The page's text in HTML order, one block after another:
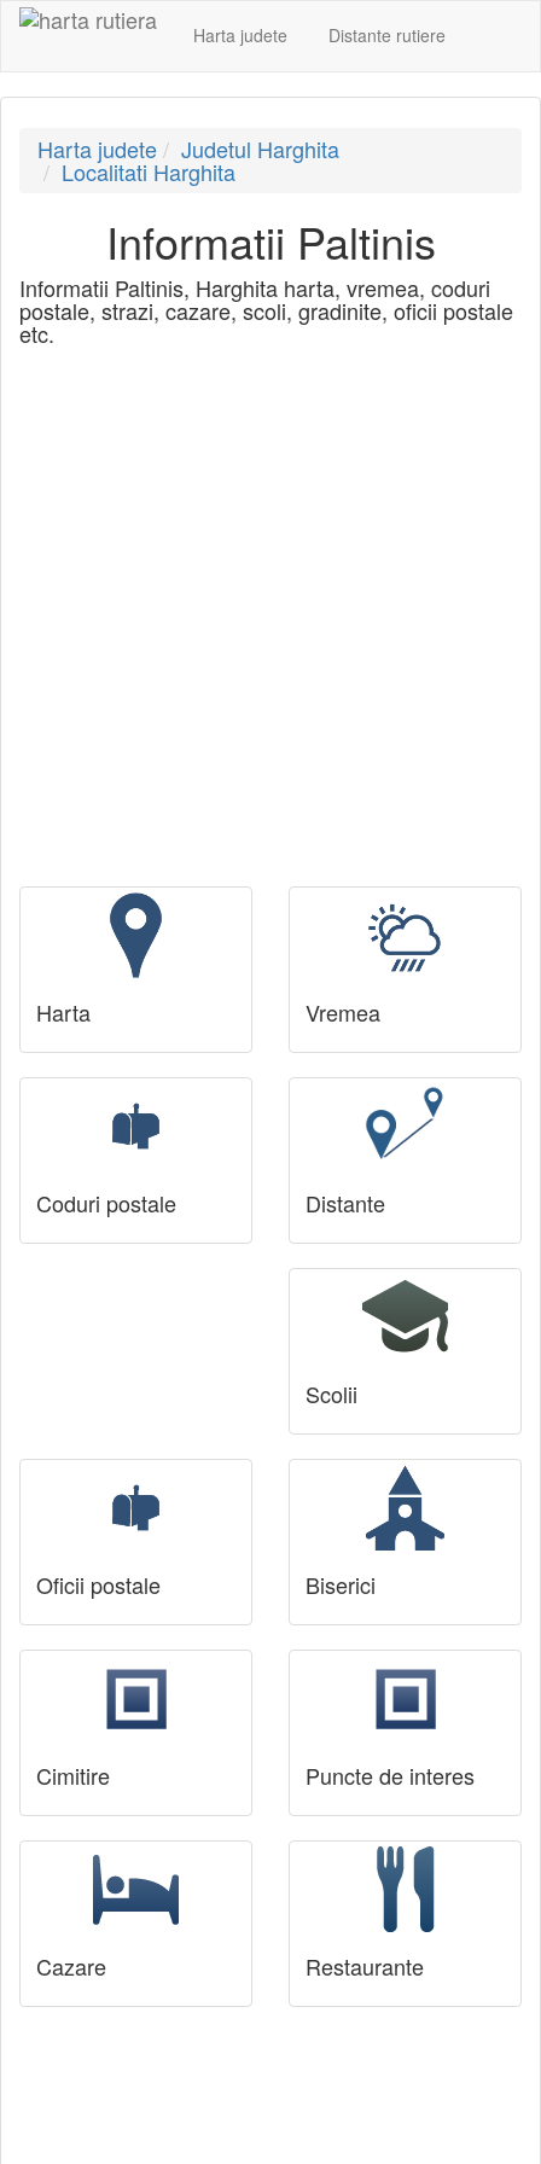
Harta judete Distante rutiere
Harta judete Judetul Harghita
Localitati Harghita
Informatii Paltinis
Informatii Paltinis, Harghita harta, vremea, coduri
postale, strazi, cazare, scoli, gradinite, oficii postale
etc.
Harta Vremea
Coduri postale Distante
Scolii
Oficii postale Biserici
Cimitire Puncte de interes
Cazare Restaurante